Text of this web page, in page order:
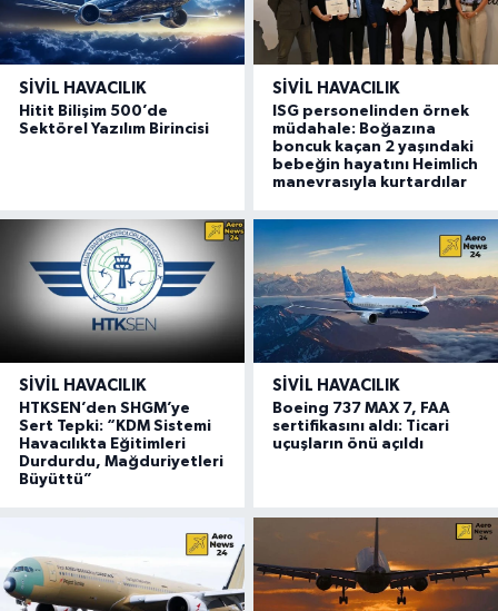
SIVIL HAVACILIK
Hitit Bilişim 500’de
Sektörel Yazılım Birincisi
SIVIL HAVACILIK
ISG personelinden örnek
müdahale: Boğazına
boncuk kaçan 2 yaşındaki
bebeğin hayatını Heimlich
manevrasıyla kurtardılar
SIVIL HAVACILIK
HTKSEN’den SHGM’ye
Sert Tepki: “KDM Sistemi
Havacılıkta Eğitimleri
Durdurdu, Mağduriyetleri
Büyüttü”
SIVIL HAVACILIK
Boeing 737 MAX 7, FAA
sertifikasını aldı: Ticari
uçuşların önü açıldı